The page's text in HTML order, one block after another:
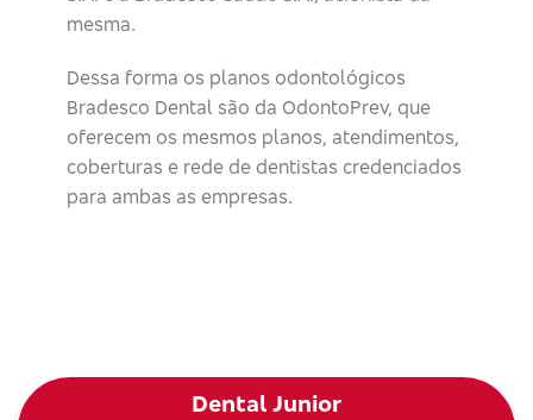
mesma.
Dessa forma os planos odontológicos
Bradesco Dental são da OdontoPrev, que
oferecem os mesmos planos, atendimentos,
coberturas e rede de dentistas credenciados
para ambas as empresas.
Dental Junior